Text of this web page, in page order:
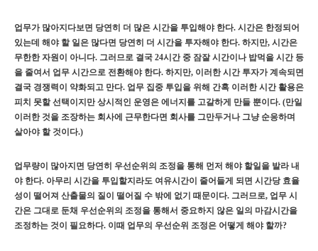
업무가 많아지다보면 당연히 더 많은 시간을 투입해야 한다. 시간은 한정되어
있는데 해야 할 일은 많다면 당연히 더 시간을 투자해야 한다. 하지만, 시간은
무한한 자원이 아니다. 그러므로 결국 24시간 중 잠잘 시간이나 밥먹을 시간 등
을 줄여서 업무 시간으로 전환해야 한다. 하지만, 이러한 시간 투자가 계속되면
결국 경쟁력이 약화되고 만다. 업무 집중 투입을 위해 간혹 이러한 시간 활용은
피치 못할 선택이지만 상시적인 운영은 에너지를 고갈하게 만들 뿐이다. (만일
이러한 것을 조장하는 회사에 근무한다면 회사를 그만두거나 그냥 순응하며
살아야 할 것이다.)
업무량이 많아지면 당연히 우선순위의 조정을 통해 먼저 해야 할일을 발라 내
야 한다. 아무리 시간을 투입할지라도 여유시간이 줄어들게 되면 시간당 효율
성이 떨어져 산출물의 질이 떨어질 수 밖에 없기 때문이다. 그러므로, 업무 시
간은 그대로 둔채 우선순위의 조정을 통해서 중요하지 않은 일의 마감시간을
조정하는 것이 필요하다. 이때 업무의 우선순위 조정은 어떻게 해야 할까?